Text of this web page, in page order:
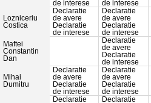
de interese
de interese
Lozniceriu
Costica
Declaratie
de avere
Declaratie
de interese
Declaratie
de avere
Declaratie
de interese
Maftei
Constantin
Dan
Declaratie
de avere
Declaratie
de interese
Mihai
Dumitru
Declaratie
de avere
Declaratie
de interese
Declaratie
de avere
Declaratie
de interese
Declaratie
Declaratie